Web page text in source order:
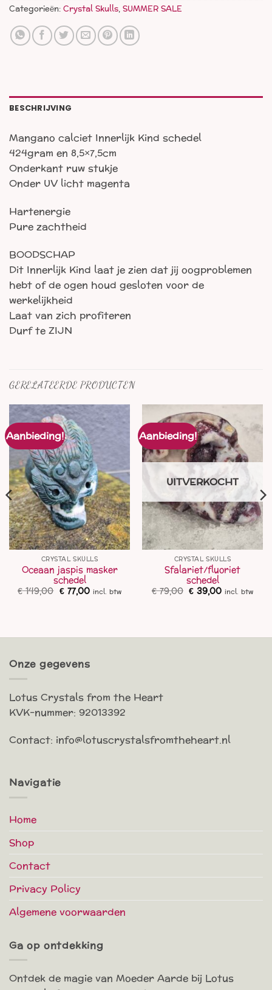
Categorieën:Crystal Skulls,SUMMER SALE
BESCHRIJVING
Mangano calciet Innerlijk Kind schedel
424gram en 8,5×7,5cm
Onderkant ruw stukje
Onder UV licht magenta
Hartenergie
Pure zachtheid
BOODSCHAP
Dit Innerlijk Kind laat je zien dat jij oogproblemen
hebt of de ogen houd gesloten voor de
werkelijkheid
Laat van zich profiteren
Durf te ZIJN
GERELATEERDE PRODUCTEN
Aanbieding!
CRYSTAL SKULLS
Oceaan jaspis masker
schedel
€149,00 Oorspronkelijke
prijs
€77,00Huidige
prijs
incl. btw
Aanbieding!
UITVERKOCHT
CRYSTAL SKULLS
Sfalariet/fluoriet
schedel
€79,00 Oorspronkelijke
prijs
€ 39,00Huidige
prijs
incl. btw
Onze gegevens
Lotus Crystals from the Heart
KVK-nummer: 92013392
Contact: info@lotuscrystalsfromtheheart.nl
Navigatie
Home
Shop
Contact
Privacy Policy
Algemene voorwaarden
Ga op ontdekking
Ontdek de magie van Moeder Aarde bij Lotus